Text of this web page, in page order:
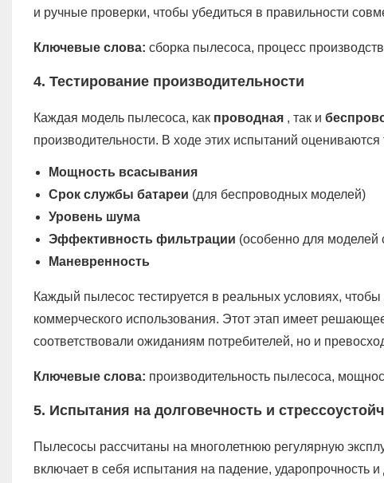
и ручные проверки, чтобы убедиться в правильности
Ключевые слова: сборка пылесоса, процесс
4. Тестирование производительности
Каждая модель пылесоса, как проводная, так и
производительности. В ходе этих испытаний
Мощность всасывания
Срок службы батареи (для беспроводных моделей)
Уровень шума
Эффективность фильтрации (особенно для моделей
Маневренность
Каждый пылесос тестируется в реальных условиях,
коммерческого использования. Этот этап имеет
соответствовали ожиданиям потребителей, но и
Ключевые слова: производительность пылесоса,
5. Испытания на долговечность и
Пылесосы рассчитаны на многолетнюю регулярную
включает в себя испытания на падение, ударопрочность